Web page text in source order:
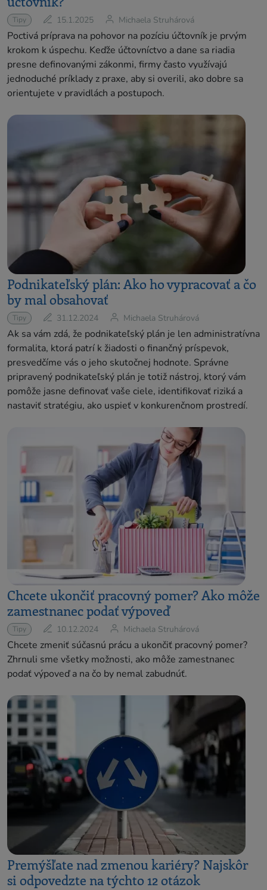
Tipy 15.1.2025 Michaela Struhárová
Poctivá príprava na pohovor na pozíciu účtovník je prvým
krokom k úspechu. Keďže účtovníctvo a dane sa riadia
presne definovanými zákonmi, firmy často využívajú
jednoduché príklady z praxe, aby si overili, ako dobre sa
orientujete v pravidlách a postupoch.
Podnikateľský plán: Ako ho vypracovať a čo
by mal obsahovať
Tipy 31.12.2024 Michaela Struhárová
Ak sa vám zdá, že podnikateľský plán je len administratívna
formalita, ktorá patrí k žiadosti o finančný príspevok,
presvedčíme vás o jeho skutočnej hodnote. Správne
pripravený podnikateľský plán je totiž nástroj, ktorý vám
pomôže jasne definovať vaše ciele, identifikovať riziká a
nastaviť stratégiu, ako uspieť v konkurenčnom prostredí.
Chcete ukončiť pracovný pomer? Ako môže
zamestnanec podať výpoveď
Tipy 10.12.2024 Michaela Struhárová
Chcete zmeniť súčasnú prácu a ukončiť pracovný pomer?
Zhrnuli sme všetky možnosti, ako môže zamestnanec
podať výpoveď a na čo by nemal zabudnúť.
Premýšľate nad zmenou kariéry? Najskôr
si odpovedzte na týchto 12 otázok